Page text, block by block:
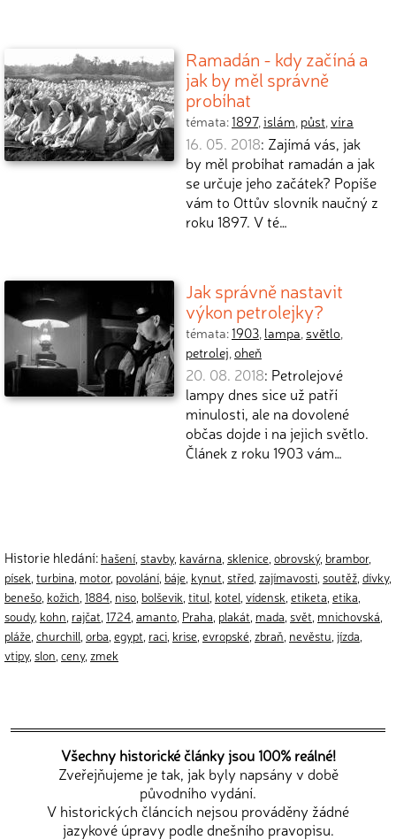
Ramadán - kdy začíná a
jak by měl správně
probíhat
témata:1897,islám, půst,víra
16. 05. 2018: Zajímá vás, jak
by měl probíhat ramadán a jak
se určuje jeho začátek? Popíše
vám to Ottův slovník naučný z
roku 1897. V té…
Jak správně nastavit
výkon petrolejky?
témata:1903, lampa, světlo,
petrolej,oheň
20. 08. 2018: Petrolejové
lampy dnes sice už patří
minulosti, ale na dovolené
občas dojde i na jejich světlo.
Článek z roku 1903 vám…
Historie hledání: hašení stavby, kavárna sklenice obrovský, brambor,
písek turbina motor, povolání báje kynut střed zajímavosti soutěž dívky,
benešo kožich 1884 niso bolševik titul kotel vídensk etiketa etika
soudy, kohn rajčat 1724 amanto Praha plakát mada svět mnichovská
pláže churchill orba egypt raci krise evropské zbraň nevěstu jízda
vtipy, slon ceny, zmek
Všechny historické články jsou 100% reálné!
Zveřejňujeme je tak, jak byly napsány v době
původního vydání.
V historických článcích nejsou prováděny žádné
jazykové úpravy podle dnešního pravopisu.